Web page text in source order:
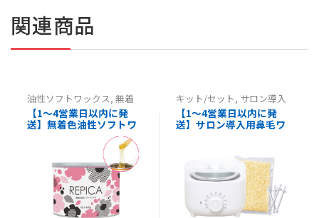
関連商品
油性ソフトワックス,無着
色油性ソフトワックス
【1～4営業日以内に発
送】無着色油性ソフトワ
ックス 400ml（敏感肌
用）個 REPICA 缶タイ
プ ブラジリアンワックス
ワックス脱毛
キット/セット, サロン導入
セット/キット
【1～4営業日以内に発
送】サロン導入用鼻毛ワ
として大人気